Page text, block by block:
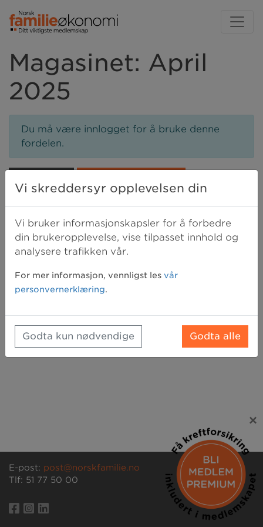
Magasinet: April
2025
Du må være innlogget for å bruke denne
fordelen.
E-post: post@norskfamilie.no
Tlf: 51 77 50 00
×
Vi skreddersyr opplevelsen din
Vi bruker informasjonskapsler for å forbedre
din brukeropplevelse, vise tilpasset innhold og
analysere trafikken vår.
For mer informasjon, vennligst les vår
personvernerklæring.
Godta kun nødvendige Godta alle